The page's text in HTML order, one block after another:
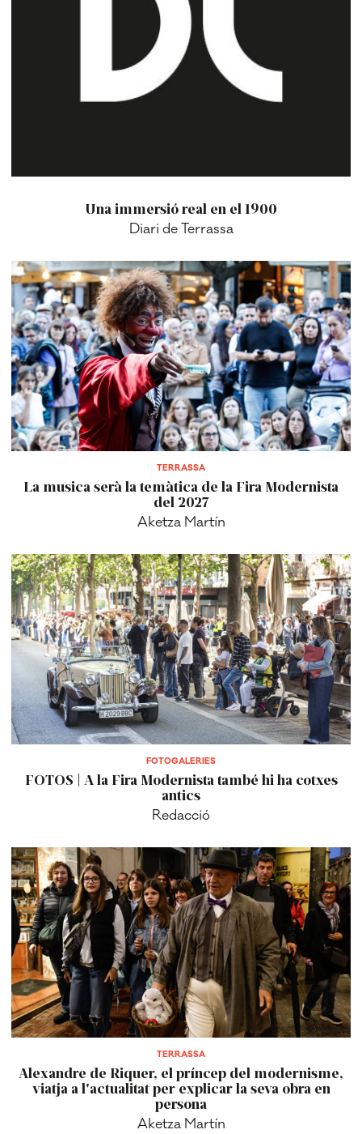
Una immersió real en el 1900
Diari de Terrassa
TERRASSA
La musica serà la temàtica de la Fira Modernista
del 2027
Aketza Martín
FOTOGALERIES
FOTOS | A la Fira Modernista també hi ha cotxes
antics
Redacció
TERRASSA
Alexandre de Riquer, el príncep del modernisme,
viatja a l'actualitat per explicar la seva obra en
persona
Aketza Martín